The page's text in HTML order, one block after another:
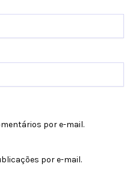
por e-mail.
por e-mail.